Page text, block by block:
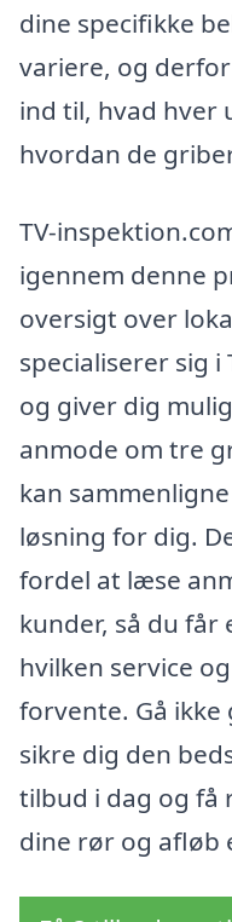
dine specifikke
variere, og
ind til, hvad hver
hvordan de
TV-
igennem denne
oversigt over
specialiserer sig i
og giver dig
anmode om tre
kan
løsning for dig.
fordel at læse
kunder, så du får
hvilken service
forvente. Gå
sikre dig den
tilbud i dag og få
dine rør og afløb